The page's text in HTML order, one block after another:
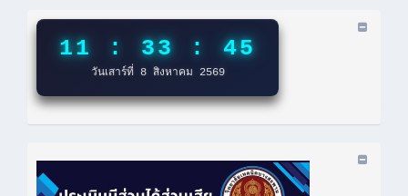
11 : 33 : 46
วันเสาร์ที่ 8 สิงหาคม 2569